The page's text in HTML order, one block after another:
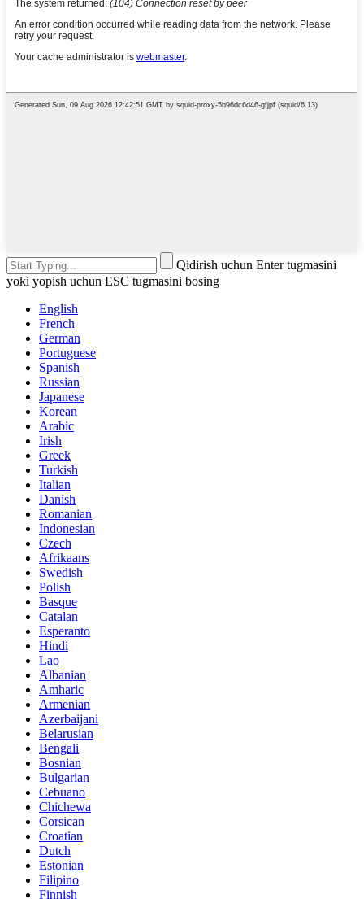
Qidirish uchun Enter tugmasini
yoki yopish uchun ESC tugmasini bosing
English
French
German
Portuguese
Spanish
Russian
Japanese
Korean
Arabic
Irish
Greek
Turkish
Italian
Danish
Romanian
Indonesian
Czech
Afrikaans
Swedish
Polish
Basque
Catalan
Esperanto
Hindi
Lao
Albanian
Amharic
Armenian
Azerbaijani
Belarusian
Bengali
Bosnian
Bulgarian
Cebuano
Chichewa
Corsican
Croatian
Dutch
Estonian
Filipino
Finnish